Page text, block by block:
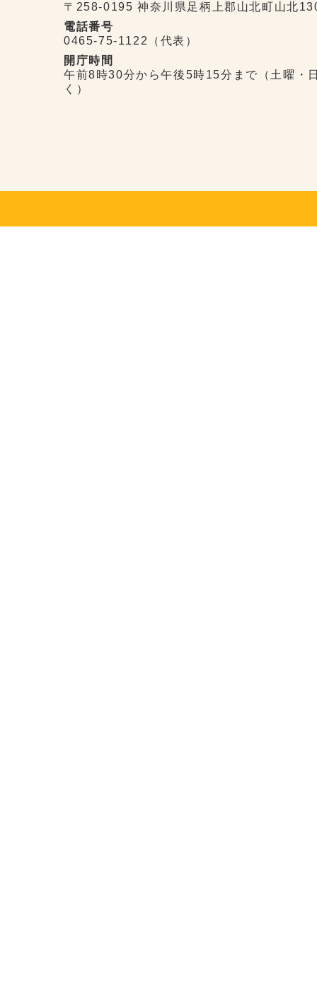
〒258-0195 神奈川県足柄上郡山北町山北
電話番号
0465-75-1122（代表）
開庁時間
午前8時30分から午後5時15分まで（土曜・
く）